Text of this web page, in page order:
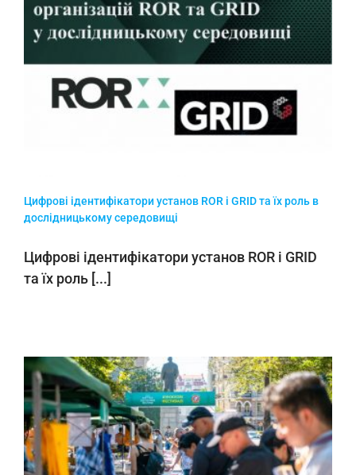
Цифрові ідентифікатори установ ROR і GRID та їх роль в
дослідницькому середовищі
Цифрові ідентифікатори установ ROR і GRID
та їх роль [...]